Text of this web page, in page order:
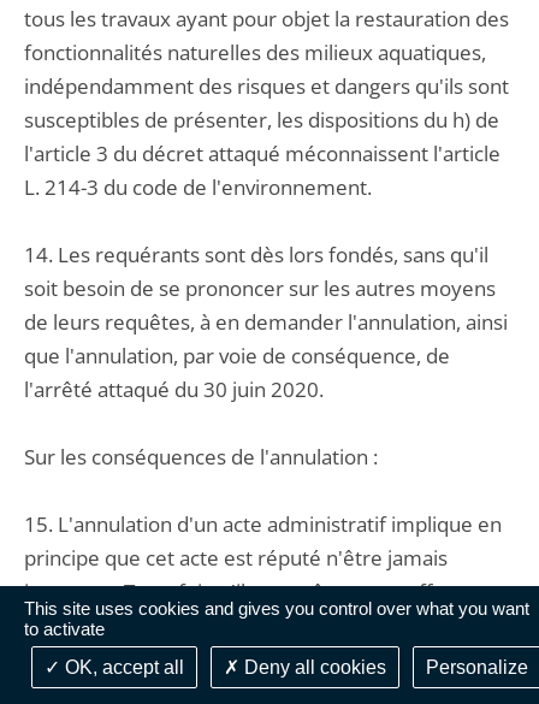
This site uses cookies and gives you control over what you want
to activate
OK, accept all
Deny all cookies Personalize
tous les travaux ayant pour objet la restauration des
fonctionnalités naturelles des milieux aquatiques,
indépendamment des risques et dangers qu'ils sont
susceptibles de présenter, les dispositions du h) de
l'article 3 du décret attaqué méconnaissent l'article
L. 214-3 du code de l'environnement.
14. Les requérants sont dès lors fondés, sans qu'il
soit besoin de se prononcer sur les autres moyens
de leurs requêtes, à en demander l'annulation, ainsi
que l'annulation, par voie de conséquence, de
l'arrêté attaqué du 30 juin 2020.
Sur les conséquences de l'annulation :
15. L'annulation d'un acte administratif implique en
principe que cet acte est réputé n'être jamais
intervenu. Toutefois, s'il apparaît que cet effet
rétroactif de l'annulation est de nature à emporter
des conséquences manifestement excessives en
raison tant des effets que cet acte a produits et des